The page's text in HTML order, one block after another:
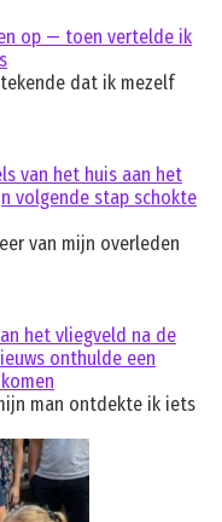
op — toen vertelde ik
dat ik mezelf
van het huis aan het
volgende stap schokte
van mijn overleden
het vliegveld na de
onthulde een
man ontdekte ik iets